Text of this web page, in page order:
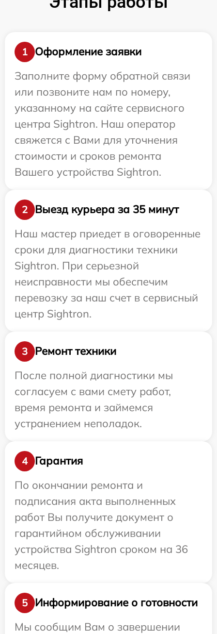
1
Оформление заявки
Заполните форму обратной связи
или позвоните нам по номеру,
указанному на сайте сервисного
центра Sightron. Наш оператор
свяжется с Вами для уточнения
стоимости и сроков ремонта
Вашего устройства Sightron.
2
Выезд курьера за 35 минут
Наш мастер приедет в оговоренные
сроки для диагностики техники
Sightron. При серьезной
неисправности мы обеспечим
перевозку за наш счет в сервисный
центр Sightron.
3
Ремонт техники
После полной диагностики мы
согласуем с вами смету работ,
время ремонта и займемся
устранением неполадок.
4
Гарантия
По окончании ремонта и
подписания акта выполненных
работ Вы получите документ о
гарантийном обслуживании
устройства Sightron сроком на 36
месяцев.
5
Информирование о готовности
Мы сообщим Вам о завершении